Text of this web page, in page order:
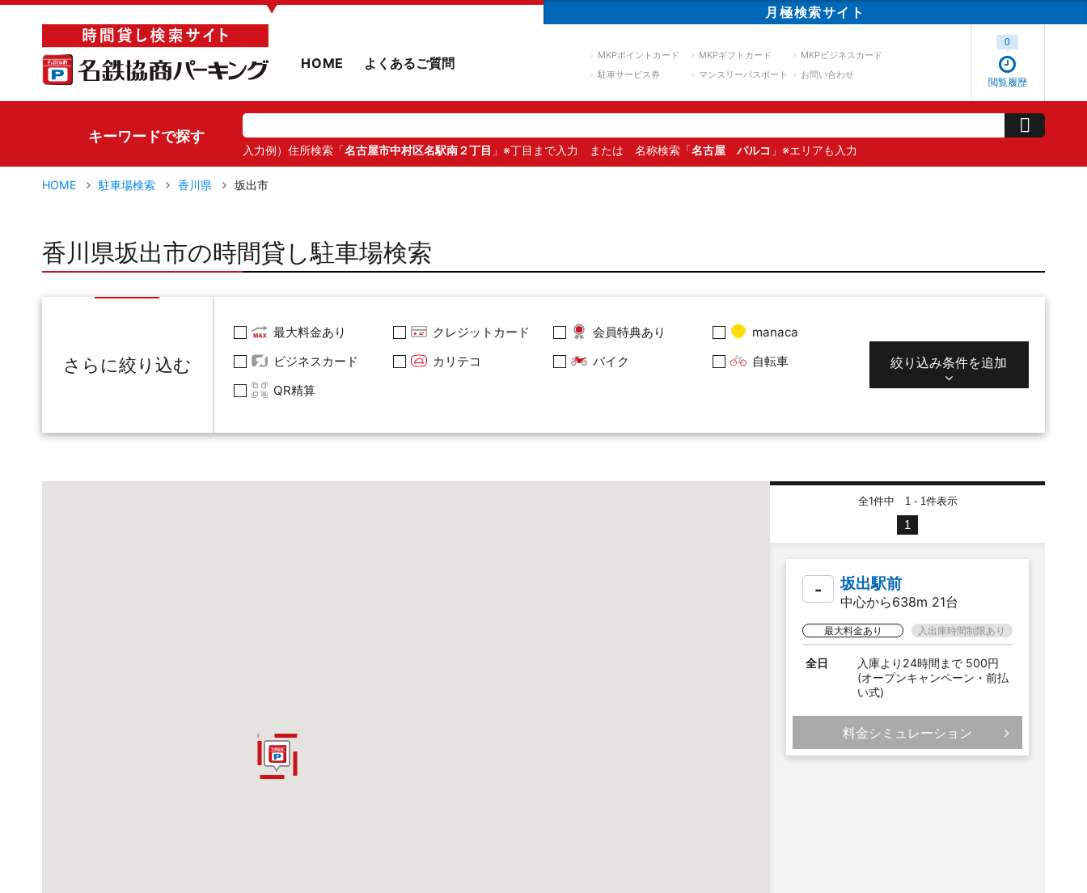
▼ 月極検索サイト
HOME よくあるご質問 MKPポイントカード MKPギフトカード
MKPビジネスカード
駐車サービス券
マンスリーパスポート お問い合わせ
閲覧履歴
0
キーワードで探す
入力例）住所検索「名古屋市中村区名駅南２丁目 」※丁目まで入力 または 名称検索「名古屋 パルコ 」※エリアも入力
HOME 駐車場検索 香川県 坂出市
香川県坂出市の時間貸し駐車場検索
さらに絞り込む
最大料金あり クレジットカード 会員特典あり
manaca
ビジネスカード
カリテコ バイク
自転車
QR精算
絞り込み条件を追加
全1件中 1 - 1件表示
1
- 坂出駅前
中心から638m 21台
最大料金あり 入出庫時間制限あり
全日
入庫より24時間まで 500円
(オープンキャンペーン・前払
い式)
料金シミュレーション